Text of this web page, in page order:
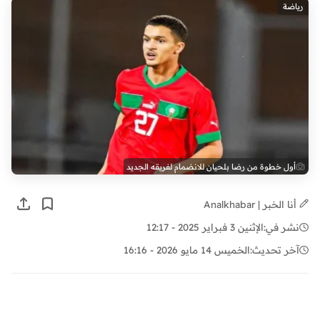
رياضة
أول خطوة من رضا بلحيان للانضمام لفريقه الجديد
أنا الخبر | Analkhabar
نشر في:الإثنين 3 فبراير 2025 - 12:17
آخر تحديث:الخميس 14 مايو 2026 - 16:16